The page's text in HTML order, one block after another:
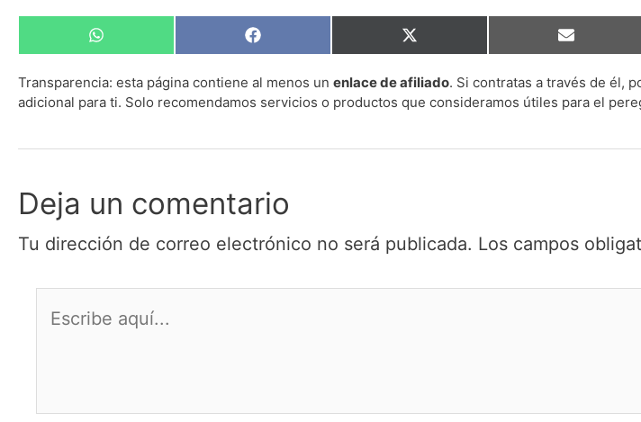
Compartir
en
WhatsApp
Compartir
en
Facebook
Compartir
en
X
(Twitter)
Compartir
en
Email
Transparencia: esta página contiene al menos un enlace de afiliado. Si contratas a través de él,
adicional para ti. Solo recomendamos servicios o productos que consideramos útiles para el
Deja un comentario
Tu dirección de correo electrónico no será publicada. Los campos